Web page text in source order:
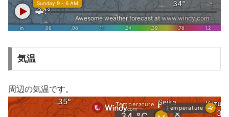
気温
周辺の気温です。